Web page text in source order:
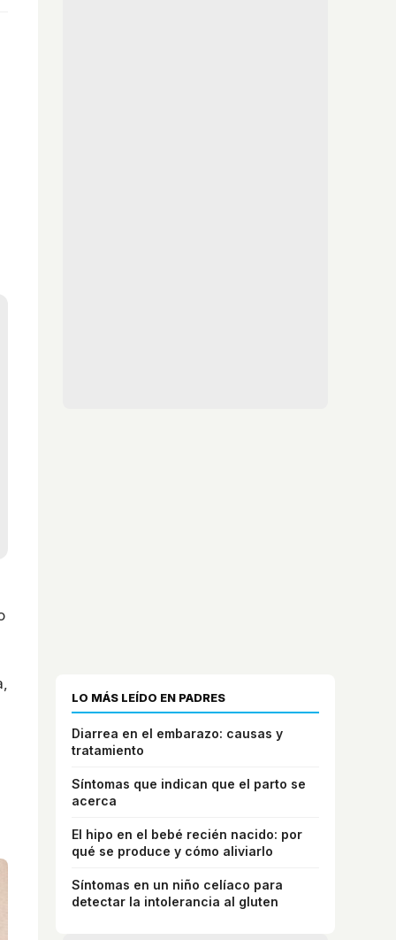
LO MÁS LEÍDO EN PADRES
Diarrea en el embarazo: causas y
tratamiento
Síntomas que indican que el parto se
acerca
El hipo en el bebé recién nacido: por
qué se produce y cómo aliviarlo
Síntomas en un niño celíaco para
detectar la intolerancia al gluten